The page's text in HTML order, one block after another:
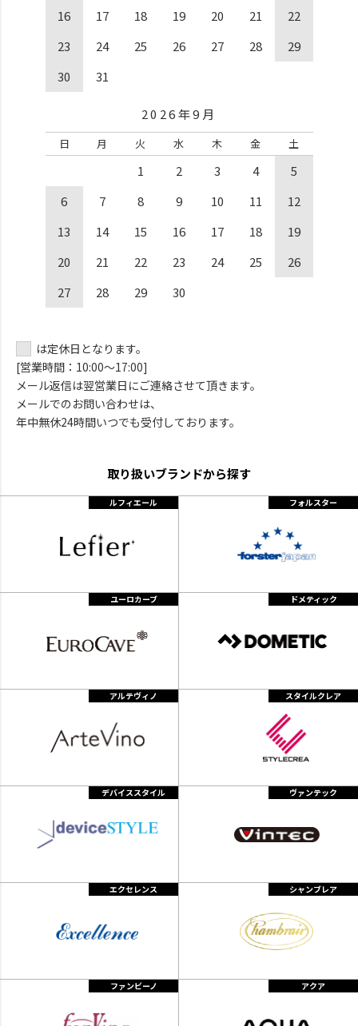
16
17 18 19 20 21
22
23
24 25 26 27 28
29
30
31
2026年9月
日 月 火 水 木 金 土
1 2 3 4
5
6
7 8 9 10 11
12
13
14 15 16 17 18
19
20
21 22 23 24 25
26
27
28 29 30
は定休日となります。
[営業時間：10:00～17:00]
メール返信は翌営業日にご連絡させて頂きます。
メールでのお問い合わせは、
年中無休24時間いつでも受付しております。
取り扱いブランドから探す
ルフィエール フォルスター
ユーロカーブ ドメティック
アルテヴィノ スタイルクレア
デバイススタイル ヴァンテック
エクセレンス シャンブレア
ファンビーノ アクア